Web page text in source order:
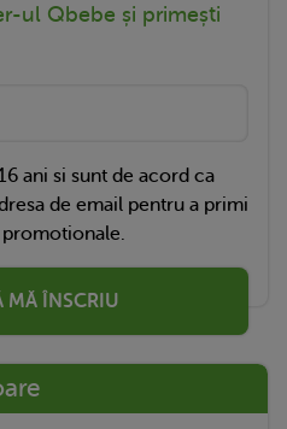
ul Qbebe și primești
ani si sunt de acord ca
de email pentru a primi
MĂ ÎNSCRIU